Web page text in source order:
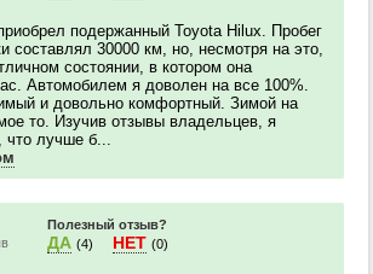
подержанный Toyota Hilux. Пробег
составлял 30000 км, но, несмотря на это,
состоянии, в котором она
Автомобилем я доволен на все 100%.
и довольно комфортный. Зимой на
то. Изучив отзывы владельцев, я
что лучше б...
Полезный отзыв?
ДА (4) НЕТ (0)